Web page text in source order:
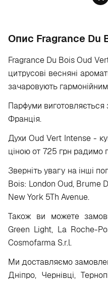
Опис Fragrance Du
Fragrance Du Bois Oud
цитрусові весняні
зачаровують
Парфуми виготовляється
Франція.
Духи Oud Vert Intense -
ціною от 725 грн радимо
Зверніть увагу на інші
Bois: London Oud, Brume
New York 5Th Avenue.
Також ви можете
Green Light, La Roche-
Cosmofarma S.r.l.
Ми доставляємо
Дніпро, Чернівці,